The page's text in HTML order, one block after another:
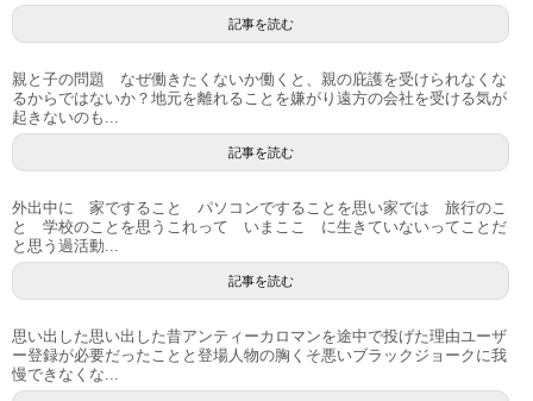
記事を読む
親と子の問題 なぜ働きたくないか働くと、親の庇護を受けられなくな
るからではないか？地元を離れることを嫌がり遠方の会社を受ける気が
起きないのも...
記事を読む
外出中に 家ですること パソコンですることを思い家では 旅行のこ
と 学校のことを思うこれって いまここ に生きていないってことだ
と思う過活動...
記事を読む
思い出した思い出した昔アンティーカロマンを途中で投げた理由ユーザ
ー登録が必要だったことと登場人物の胸くそ悪いブラックジョークに我
慢できなくな...